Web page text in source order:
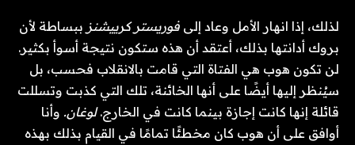
لذلك، إذا انهار الأمل وعاد إلى فوريستر كرييشنز ببساطة لأن
بروك أدانتها بذلك، أعتقد أن هذه ستكون نتيجة أسوأ بكثير.
لن تكون هوب هي الفتاة التي قامت بالانقلاب فحسب، بل
سيُنظر إليها أيضًا على أنها الخائنة، تلك التي كذبت وتسللت
قائلة إنها كانت إجازة بينما كانت في الخارج.لوغان. وأنا
أوافق على أن هوب كان مخطئًا تمامًا في القيام بذلك بهذه